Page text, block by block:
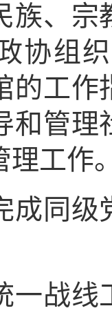
族、宗
协组
的工
和管
理工作
同级
线工